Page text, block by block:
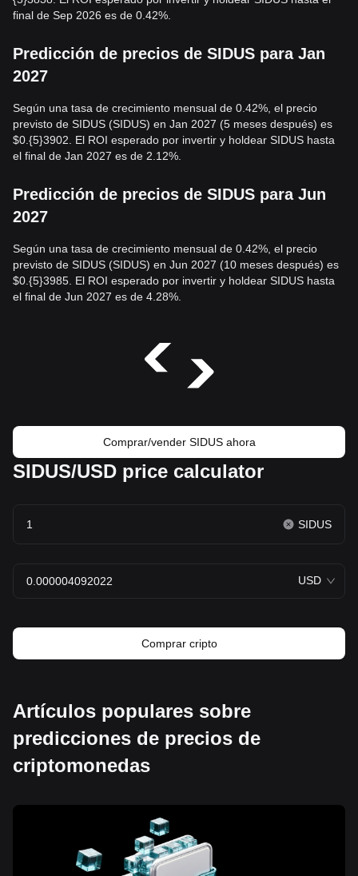
final de Sep 2026 es de 0.42%.
Predicción de precios de SIDUS para Jan
2027
Según una tasa de crecimiento mensual de 0.42%, el precio
previsto de SIDUS (SIDUS) en Jan 2027 (5 meses después) es
$0.{5}3902. El ROI esperado por invertir y holdear SIDUS hasta
el final de Jan 2027 es de 2.12%.
Predicción de precios de SIDUS para Jun
2027
Según una tasa de crecimiento mensual de 0.42%, el precio
previsto de SIDUS (SIDUS) en Jun 2027 (10 meses después) es
$0.{5}3985. El ROI esperado por invertir y holdear SIDUS hasta
el final de Jun 2027 es de 4.28%.
Comprar/vender SIDUS ahora
SIDUS/USD price calculator
SIDUS
USD
Comprar cripto
Artículos populares sobre
predicciones de precios de
criptomonedas